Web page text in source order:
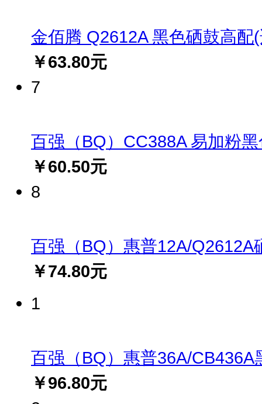
金佰腾 Q2612A 黑色硒鼓高
￥63.80元
7
百强（BQ）CC388A 易加粉
￥60.50元
8
百强（BQ）惠普12A/
￥74.80元
1
百强（BQ）惠普36A/
￥96.80元